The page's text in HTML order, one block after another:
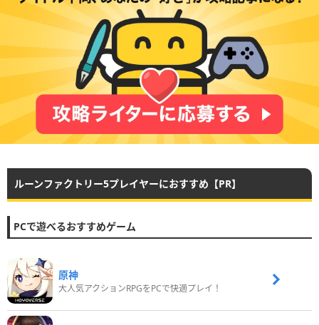
ルーンファクトリー5プレイヤーにおすすめ【PR】
PCで遊べるおすすめゲーム
原神
大人気アクションRPGをPCで快適プレイ！